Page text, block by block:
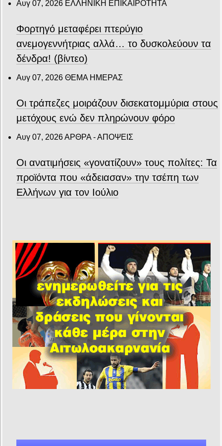
Αυγ 07, 2026 ΕΛΛΗΝΙΚΗ ΕΠΙΚΑΙΡΟΤΗΤΑ
Φορτηγό μεταφέρει πτερύγιο
ανεμογεννήτριας αλλά… το δυσκολεύουν τα
δένδρα! (βίντεο)
Αυγ 07, 2026 ΘΕΜΑ ΗΜΕΡΑΣ
Οι τράπεζες μοιράζουν δισεκατομμύρια στους
μετόχους ενώ δεν πληρώνουν φόρο
Αυγ 07, 2026ΑΡΘΡΑ - ΑΠΟΨΕΙΣ
Οι ανατιμήσεις «γονατίζουν» τους πολίτες: Τα
προϊόντα που «άδειασαν» την τσέπη των
Ελλήνων για τον Ιούλιο